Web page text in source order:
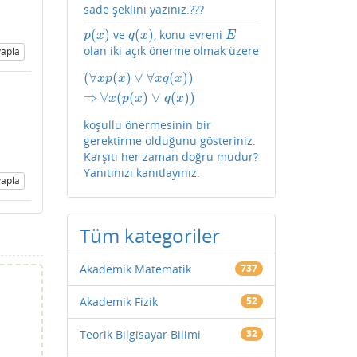
sade şeklini yazınız.???
p(x)
p(x) ve q(x)
q(x) , konu evreni E
E
olan iki açık önerme olmak üzere
(∀xp(x) ∨ ∀xq(x))
⇒ ∀x(p(x) ∨ q(x))
(∀xp(x)∨∀ xq(x))⇒∀x
koşullu önermesinin bir
gerektirme olduğunu gösteriniz.
Karşıtı her zaman doğru mudur?
Yanıtınızı kanıtlayınız.
Tüm kategoriler
Akademik Matematik 737
Akademik Fizik 52
Teorik Bilgisayar Bilimi 32